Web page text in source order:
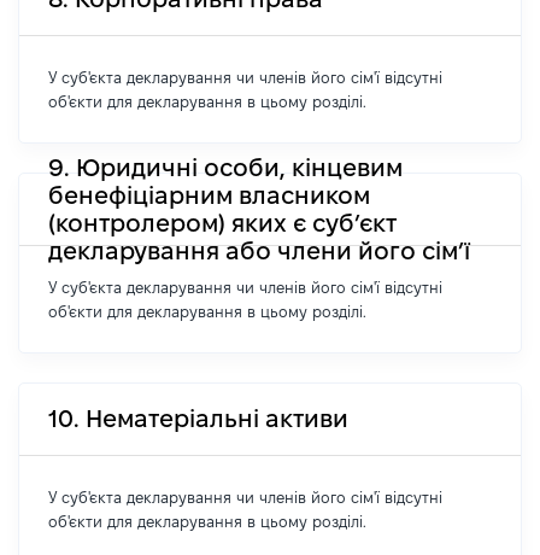
У суб'єкта декларування чи членів його сім'ї відсутні
об'єкти для декларування в цьому розділі.
9. Юридичні особи, кінцевим
бенефіціарним власником
(контролером) яких є суб’єкт
декларування або члени його сім’ї
У суб'єкта декларування чи членів його сім'ї відсутні
об'єкти для декларування в цьому розділі.
10. Нематеріальні активи
У суб'єкта декларування чи членів його сім'ї відсутні
об'єкти для декларування в цьому розділі.